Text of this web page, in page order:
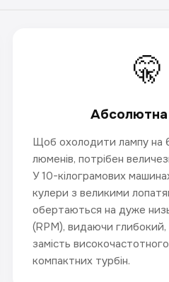
🤫
Щоб охолодити лампу на
люменів, потрібен
У 10-кілограмових
кулери з великими
обертаються на дуже
(RPM), видаючи глибокий,
замість
компактних турбін.